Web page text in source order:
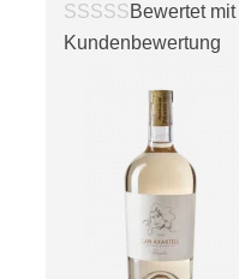
Bewertet mit
Kundenbewertung